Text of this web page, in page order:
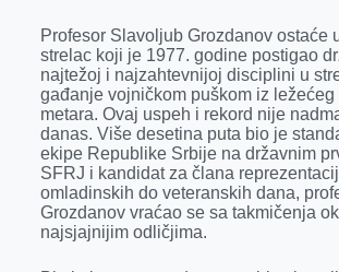
Profesor Slavoljub Grozdanov ostaće
strelac koji je 1977. godine postigao
najtežoj i najzahtevnijoj disciplini u
gađanje vojničkom puškom iz ležećeg
metara. Ovaj uspeh i rekord nije
danas. Više desetina puta bio je
ekipe Republike Srbije na državnim
SFRJ i kandidat za člana
omladinskih do veteranskih dana,
Grozdanov vraćao se sa takmičenja
najsjajnijim odličjima.